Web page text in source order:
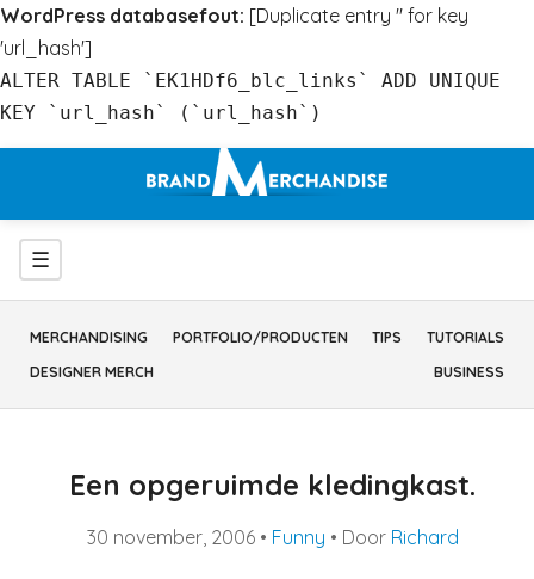
WordPress databasefout: [Duplicate entry '' for key
'url_hash']
ALTER TABLE `EK1HDf6_blc_links` ADD UNIQUE
KEY `url_hash` (`url_hash`)
inhoud
Menu
☰
MERCHANDISING PORTFOLIO/PRODUCTEN TIPS
TUTORIALS
DESIGNER MERCH
BUSINESS
Een opgeruimde kledingkast.
30 november, 2006 • Funny • Door Richard